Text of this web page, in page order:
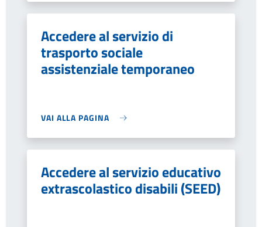
Accedere al servizio di
trasporto sociale
assistenziale temporaneo
VAI ALLA PAGINA
Accedere al servizio educativo
extrascolastico disabili (SEED)